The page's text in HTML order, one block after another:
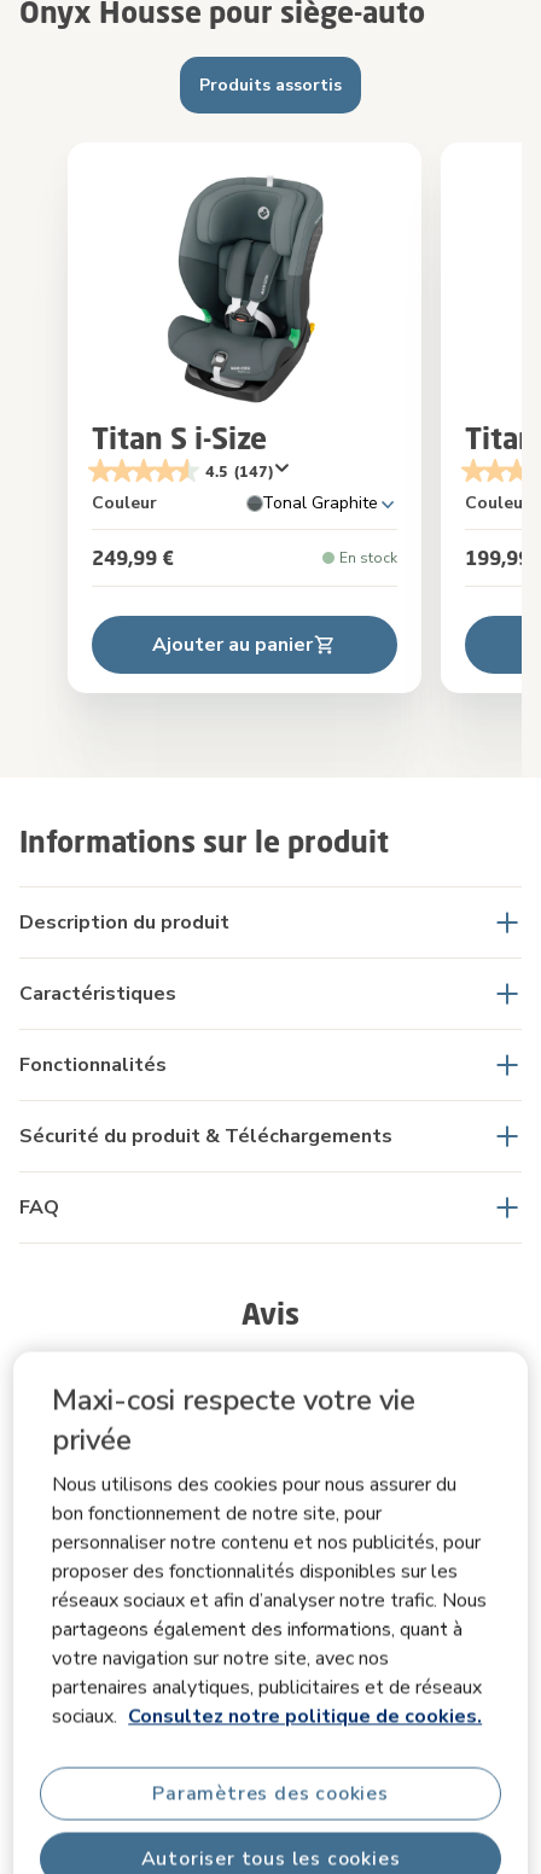
Maxi-cosi respecte votre vie
privée
Nous utilisons des cookies pour nous assurer du
bon fonctionnement de notre site, pour
personnaliser notre contenu et nos publicités, pour
proposer des fonctionnalités disponibles sur les
réseaux sociaux et afin d’analyser notre trafic. Nous
partageons également des informations, quant à
votre navigation sur notre site, avec nos
partenaires analytiques, publicitaires et de réseaux
sociaux. Consultez notre politique de cookies.
Autoriser tous les cookies
Paramètres des cookies
Informations sur le produit
Description du produit
Caractéristiques
Fonctionnalités
Sécurité du produit & Téléchargements
FAQ
Onyx Housse pour siège-auto
Produits assortis
Titan S i-Size
4.5 (147)
Couleur Tonal Graphite
249,99 € En stock
Ajouter au panier
Titan
Couleur
199,99
Avis
Description sommaire de la notation
Sélectionnez une ligne ci-dessous pour filtrer les avis.
5 étoilesétoiles
4
4 avis avec
4 étoiles étoiles
0
1 avis avec
étoiles
0 avis avec
1 étoileétoiles
0
0 avis avec
4.6
5 avis